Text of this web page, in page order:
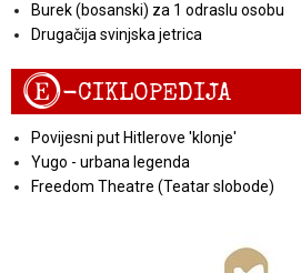
Burek (bosanski) za 1 odraslu osobu
Drugačija svinjska jetrica
E-CIKLOPEDIJA
Povijesni put Hitlerove 'klonje'
Yugo - urbana legenda
Freedom Theatre (Teatar slobode)